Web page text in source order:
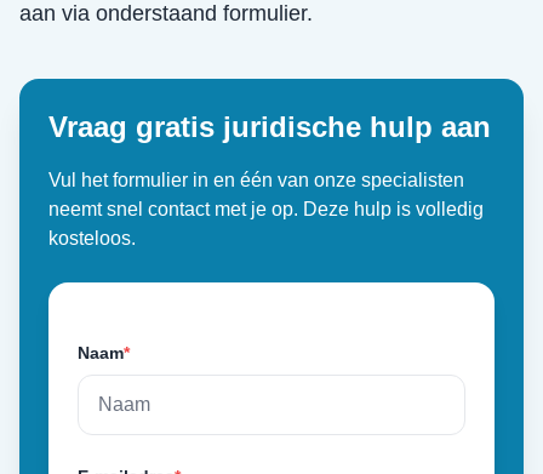
aan via onderstaand formulier.
Vraag gratis juridische hulp aan
Vul het formulier in en één van onze specialisten
neemt snel contact met je op. Deze hulp is volledig
kosteloos.
Naam*